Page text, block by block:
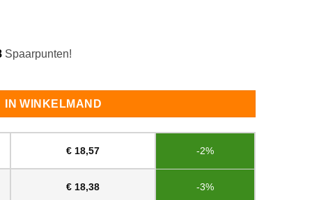
Spaarpunten!
Spray aantal
IN WINKELMAND
€18,57 -2%
€18,38 -3%